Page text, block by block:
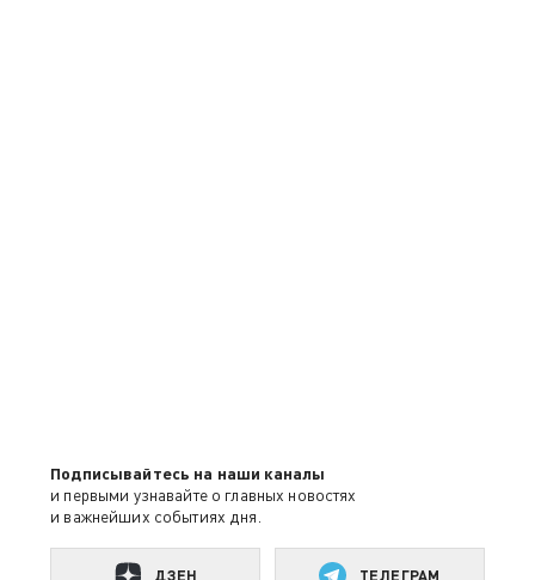
Подписывайтесь на наши каналы
и первыми узнавайте о главных новостях
и важнейших событиях дня.
ДЗЕН ТЕЛЕГРАМ